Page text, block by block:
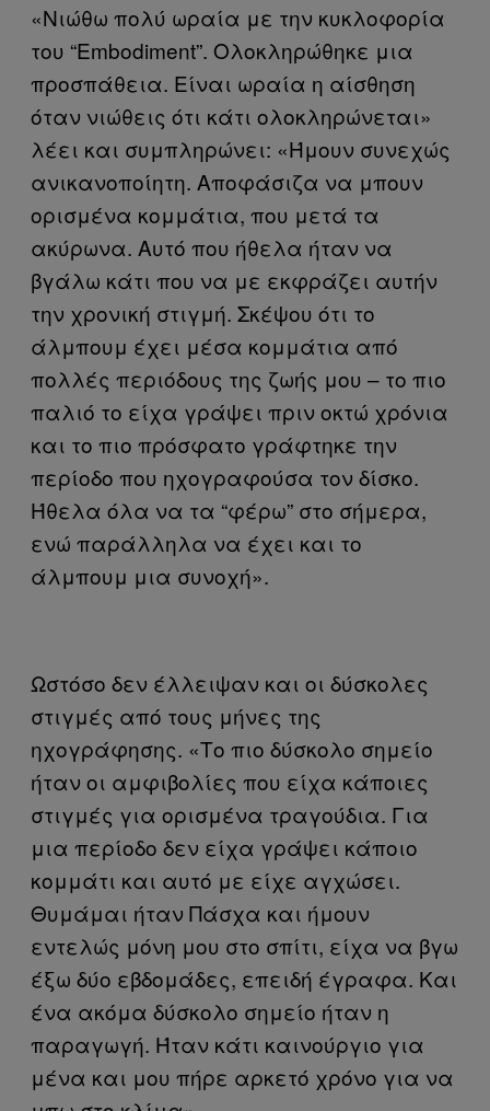
«Νιώθω πολύ ωραία με την κυκλοφορία
του “Embodiment”. Ολοκληρώθηκε μια
προσπάθεια. Είναι ωραία η αίσθηση
όταν νιώθεις ότι κάτι ολοκληρώνεται»
λέει και συμπληρώνει: «Ήμουν συνεχώς
ανικανοποίητη. Αποφάσιζα να μπουν
ορισμένα κομμάτια, που μετά τα
ακύρωνα. Αυτό που ήθελα ήταν να
βγάλω κάτι που να με εκφράζει αυτήν
την χρονική στιγμή. Σκέψου ότι το
άλμπουμ έχει μέσα κομμάτια από
πολλές περιόδους της ζωής μου – το πιο
παλιό το είχα γράψει πριν οκτώ χρόνια
και το πιο πρόσφατο γράφτηκε την
περίοδο που ηχογραφούσα τον δίσκο.
Ήθελα όλα να τα “φέρω” στο σήμερα,
ενώ παράλληλα να έχει και το
άλμπουμ μια συνοχή».
Ωστόσο δεν έλλειψαν και οι δύσκολες
στιγμές από τους μήνες της
ηχογράφησης. «Το πιο δύσκολο σημείο
ήταν οι αμφιβολίες που είχα κάποιες
στιγμές για ορισμένα τραγούδια. Για
μια περίοδο δεν είχα γράψει κάποιο
κομμάτι και αυτό με είχε αγχώσει.
Θυμάμαι ήταν Πάσχα και ήμουν
εντελώς μόνη μου στο σπίτι, είχα να βγω
έξω δύο εβδομάδες, επειδή έγραφα. Και
ένα ακόμα δύσκολο σημείο ήταν η
παραγωγή. Ήταν κάτι καινούργιο για
μένα και μου πήρε αρκετό χρόνο για να